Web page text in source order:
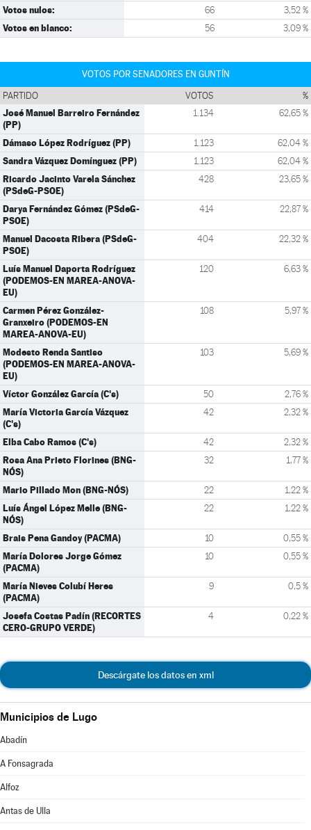
Votos nulos: 66 3,52 %
Votos en blanco: 56 3,09 %
VOTOS POR SENADORES EN GUNTÍN
PARTIDO VOTOS %
José Manuel Barreiro Fernández
(PP)
1.134 62,65 %
Dámaso López Rodríguez (PP) 1.123 62,04 %
Sandra Vázquez Domínguez (PP) 1.123 62,04 %
Ricardo Jacinto Varela Sánchez
(PSdeG-PSOE)
428 23,65 %
Darya Fernández Gómez (PSdeG-
PSOE)
414 22,87 %
Manuel Dacosta Ribera (PSdeG-
PSOE)
404 22,32 %
Luís Manuel Daporta Rodríguez
(PODEMOS-EN MAREA-ANOVA-
EU)
120 6,63 %
Carmen Pérez González-
Granxeiro (PODEMOS-EN
MAREA-ANOVA-EU)
108 5,97 %
Modesto Renda Santiso
(PODEMOS-EN MAREA-ANOVA-
EU)
103 5,69 %
Víctor González García (C's) 50 2,76 %
María Victoria García Vázquez
(C's)
42 2,32 %
Elba Cabo Ramos (C's) 42 2,32 %
Rosa Ana Prieto Florines (BNG-
NÓS)
32 1,77 %
Mario Pillado Mon (BNG-NÓS) 22 1,22 %
Luís Ángel López Melle (BNG-
NÓS)
22 1,22 %
Brais Pena Gandoy (PACMA) 10 0,55 %
María Dolores Jorge Gómez
(PACMA)
10 0,55 %
María Nieves Colubí Heres
(PACMA)
9 0,5 %
Josefa Costas Padín (RECORTES
CERO-GRUPO VERDE)
4 0,22 %
Descárgate los datos en xml
Municipios de Lugo
Abadín
A Fonsagrada
Alfoz
Antas de Ulla